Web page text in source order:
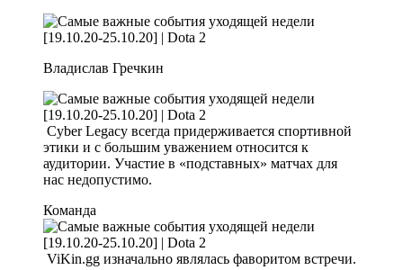
Владислав Гречкин
Cyber Legacy всегда придерживается спортивной
этики и с большим уважением относится к
аудитории. Участие в «подставных» матчах для
нас недопустимо.
Команда
ViKin.gg изначально являлась фаворитом встречи.